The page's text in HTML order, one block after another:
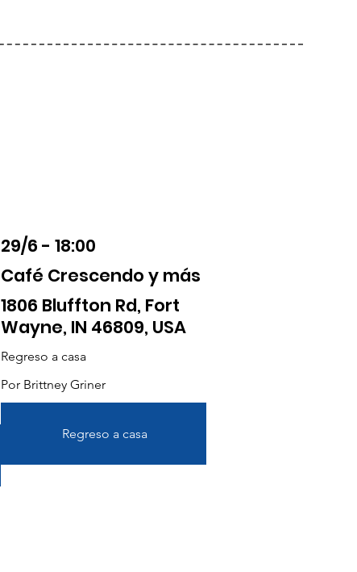
29/6 - 18:00
Café Crescendo y más
1806 Bluffton Rd, Fort
Wayne, IN 46809, USA
Regreso a casa
Por Brittney Griner
Regreso a casa